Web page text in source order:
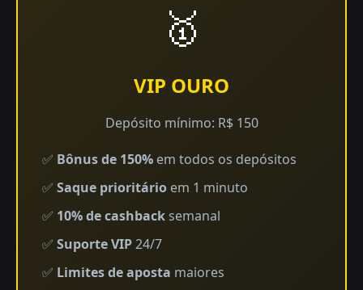
🥇
VIP OURO
Depósito mínimo: R$ 150
✅ Bônus de 150% em todos os depósitos
✅ Saque prioritário em 1 minuto
✅ 10% de cashbacksemanal
✅ Suporte VIP24/7
✅ Limites de aposta maiores